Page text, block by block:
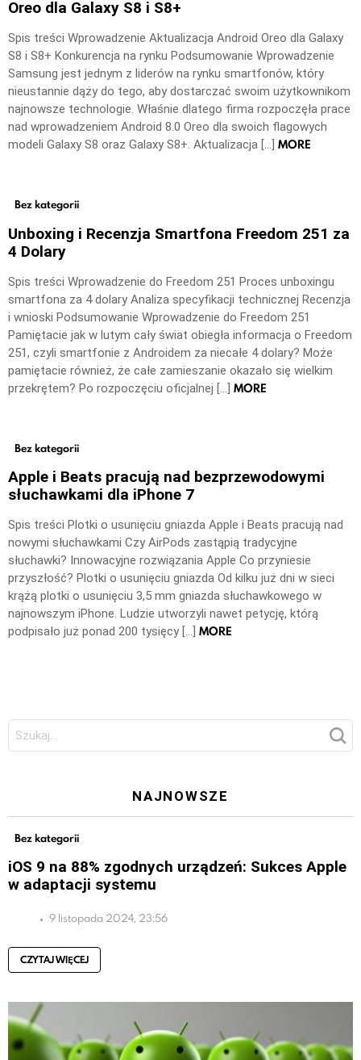
Oreo dla Galaxy S8 i S8+
Spis treści Wprowadzenie Aktualizacja Android Oreo dla Galaxy
S8 i S8+ Konkurencja na rynku Podsumowanie Wprowadzenie
Samsung jest jednym z liderów na rynku smartfonów, który
nieustannie dąży do tego, aby dostarczać swoim użytkownikom
najnowsze technologie. Właśnie dlatego firma rozpoczęła prace
nad wprowadzeniem Android 8.0 Oreo dla swoich flagowych
modeli Galaxy S8 oraz Galaxy S8+. Aktualizacja […] MORE
Bez kategorii
Unboxing i Recenzja Smartfona Freedom 251 za
4 Dolary
Spis treści Wprowadzenie do Freedom 251 Proces unboxingu
smartfona za 4 dolary Analiza specyfikacji technicznej Recenzja
i wnioski Podsumowanie Wprowadzenie do Freedom 251
Pamiętacie jak w lutym cały świat obiegła informacja o Freedom
251, czyli smartfonie z Androidem za niecałe 4 dolary? Może
pamiętacie również, że całe zamieszanie okazało się wielkim
przekrętem? Po rozpoczęciu oficjalnej […] MORE
Bez kategorii
Apple i Beats pracują nad bezprzewodowymi
słuchawkami dla iPhone 7
Spis treści Plotki o usunięciu gniazda Apple i Beats pracują nad
nowymi słuchawkami Czy AirPods zastąpią tradycyjne
słuchawki? Innowacyjne rozwiązania Apple Co przyniesie
przyszłość? Plotki o usunięciu gniazda Od kilku już dni w sieci
krążą plotki o usunięciu 3,5 mm gniazda słuchawkowego w
najnowszym iPhone. Ludzie utworzyli nawet petycję, którą
podpisało już ponad 200 tysięcy […] MORE
Szukaj:
NAJNOWSZE
Bez kategorii
iOS 9 na 88% zgodnych urządzeń: Sukces Apple
w adaptacji systemu
9 listopada 2024, 23:56
CZYTAJ WIĘCEJ